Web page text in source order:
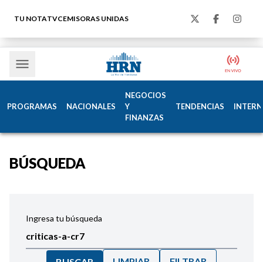
TU NOTATVCEMISORAS UNIDAS
PROGRAMAS NACIONALES
NEGOCIOS
Y
FINANZAS
TENDENCIAS
BÚSQUEDA
Ingresa tu búsqueda